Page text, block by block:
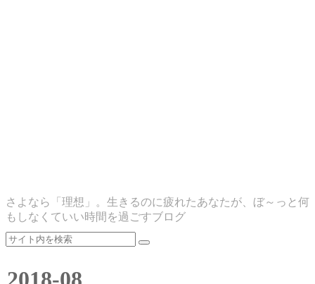
さよなら「理想」。生きるのに疲れたあなたが、ぼ～っと何
もしなくていい時間を過ごすブログ